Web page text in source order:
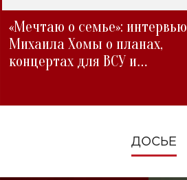
«Мечтаю о семье»: интервью
Михаила Хомы о планах,
концертах для ВСУ и
ДОСЬЕ